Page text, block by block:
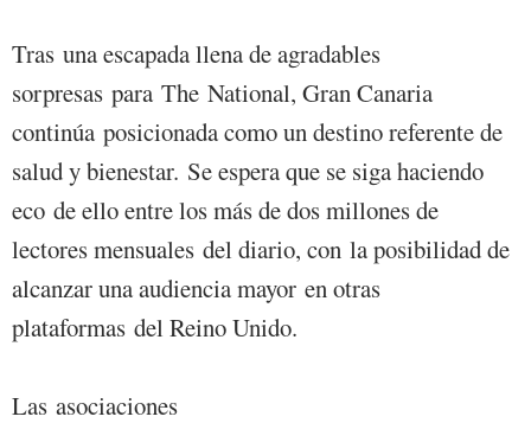
Tras una escapada llena de agradables
sorpresas para The National, Gran Canaria
continúa posicionada como un destino referente de
salud y bienestar. Se espera que se siga haciendo
eco de ello entre los más de dos millones de
lectores mensuales del diario, con la posibilidad de
alcanzar una audiencia mayor en otras
plataformas del Reino Unido.
Las asociaciones